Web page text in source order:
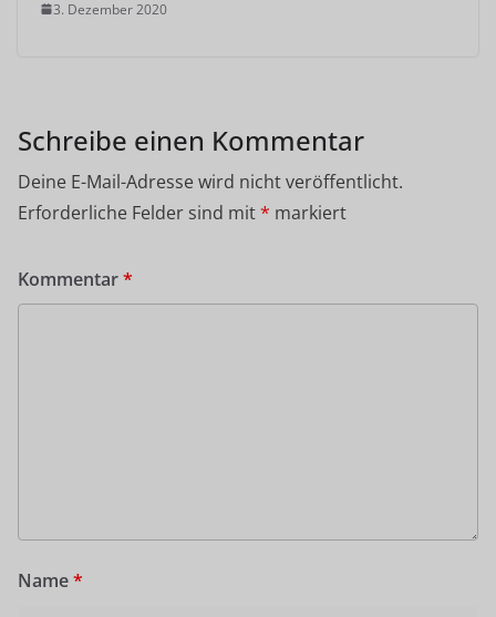
3. Dezember 2020
Schreibe einen Kommentar
Deine E-Mail-Adresse wird nicht veröffentlicht.
Erforderliche Felder sind mit* markiert
Kommentar*
Name*